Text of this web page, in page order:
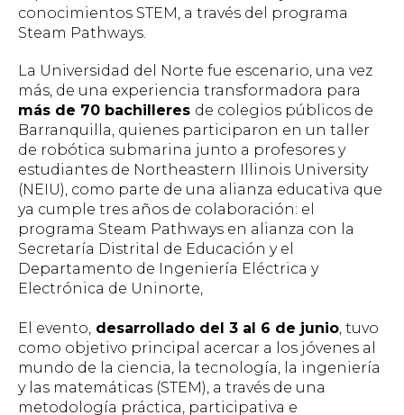
conocimientos STEM, a través del programa
Steam Pathways.
La Universidad del Norte fue escenario, una vez
más, de una experiencia transformadora para
más de 70 bachilleres de colegios públicos de
Barranquilla, quienes participaron en un taller
de robótica submarina junto a profesores y
estudiantes de Northeastern Illinois University
(NEIU), como parte de una alianza educativa que
ya cumple tres años de colaboración: el
programa Steam Pathways en alianza con la
Secretaría Distrital de Educación y el
Departamento de Ingeniería Eléctrica y
Electrónica de Uninorte,
El evento, desarrollado del 3 al 6 de junio, tuvo
como objetivo principal acercar a los jóvenes al
mundo de la ciencia, la tecnología, la ingeniería
y las matemáticas (STEM), a través de una
metodología práctica, participativa e